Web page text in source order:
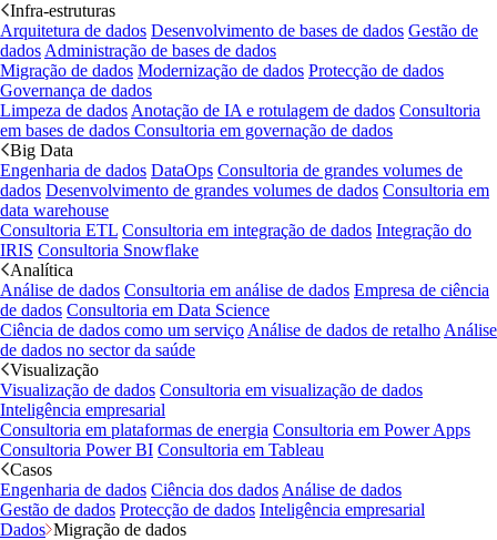
Infra-estruturas
Arquitetura de dados Desenvolvimento de bases de dados Gestão de
dados Administração de bases de dados
Migração de dados Modernização de dados Protecção de dados
Governança de dados
Limpeza de dados Anotação de IA e rotulagem de dados Consultoria
em bases de dados Consultoria em governação de dados
Big Data
Engenharia de dados DataOps Consultoria de grandes volumes de
dados Desenvolvimento de grandes volumes de dados Consultoria em
data warehouse
Consultoria ETL Consultoria em integração de dados Integração do
IRIS Consultoria Snowflake
Analítica
Análise de dados Consultoria em análise de dados Empresa de ciência
de dados Consultoria em Data Science
Ciência de dados como um serviço Análise de dados de retalho Análise
de dados no sector da saúde
Visualização
Visualização de dados Consultoria em visualização de dados
Inteligência empresarial
Consultoria em plataformas de energia Consultoria em Power Apps
Consultoria Power BI Consultoria em Tableau
Casos
Engenharia de dados Ciência dos dados Análise de dados
Gestão de dados Protecção de dados Inteligência empresarial
Dados Migração de dados